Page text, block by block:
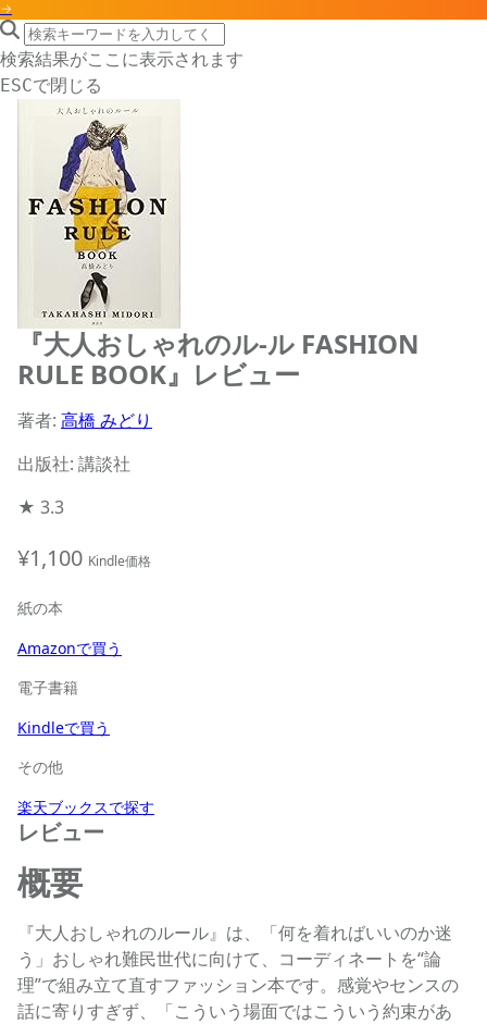
→
search icon
サイト内検索
検索結果がここに表示されます
ESCで閉じる
『大人おしゃれのル-ル FASHION
RULE BOOK』レビュー
著者: 高橋 みどり
出版社: 講談社
★ 3.3
¥1,100 Kindle価格
紙の本
Amazonで買う
電子書籍
Kindleで買う
その他
楽天ブックスで探す
レビュー
概要
『大人おしゃれのルール』は、「何を着ればいいのか迷
う」おしゃれ難民世代に向けて、コーディネートを“論
理”で組み立て直すファッション本です。感覚やセンスの
話に寄りすぎず、「こういう場面ではこういう約束があ